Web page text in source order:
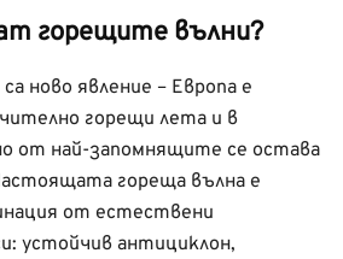
горещите вълни?
ново явление – Европа е
горещи лета и в
от най-запомнящите се остава
гореща вълна е
от естествени
устойчив антициклон,